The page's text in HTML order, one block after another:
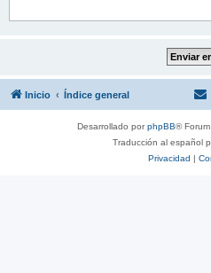
Inicio Índice general
Desarrollado porphpBB®
Traducción al español
Privacidad |